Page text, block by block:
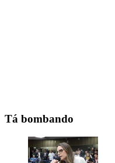
Tá bombando